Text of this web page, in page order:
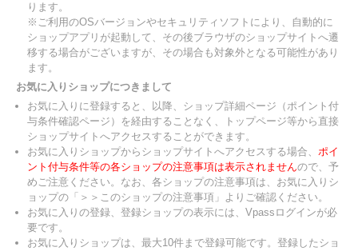
ります。
※ご利用のOSバージョンやセキュリティソフトにより、自動的に
ショップアプリが起動して、その後ブラウザのショップサイトへ遷
移する場合がございますが、その場合も対象外となる可能性があり
ます。
お気に入りショップにつきまして
お気に入りに登録すると、以降、ショップ詳細ページ（ポイント付
与条件確認ページ）を経由することなく、トップページ等から直接
ショップサイトへアクセスすることができます。
お気に入りショップからショップサイトへアクセスする場合、 ポイ
ント付与条件等の各ショップの注意事項は表示されませんので、予
めご注意ください。なお、各ショップの注意事項は、お気に入りシ
ョップの「＞＞このショップの注意事項」よりご確認ください。
お気に入りの登録、登録ショップの表示には、Vpassログインが必
要です。
お気に入りショップは、最大10件まで登録可能です。登録したショ